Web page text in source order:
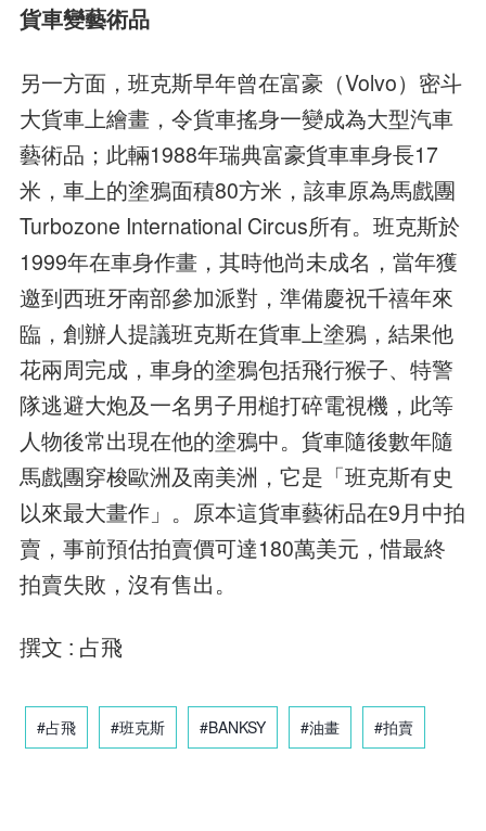
貨車變藝術品
另一方面，班克斯早年曾在富豪（Volvo）密斗
大貨車上繪畫，令貨車搖身一變成為大型汽車
藝術品；此輛1988年瑞典富豪貨車車身長17
米，車上的塗鴉面積80方米，該車原為馬戲團
Turbozone International Circus所有。班克斯於
1999年在車身作畫，其時他尚未成名，當年獲
邀到西班牙南部參加派對，準備慶祝千禧年來
臨，創辦人提議班克斯在貨車上塗鴉，結果他
花兩周完成，車身的塗鴉包括飛行猴子、特警
隊逃避大炮及一名男子用槌打碎電視機，此等
人物後常出現在他的塗鴉中。貨車隨後數年隨
馬戲團穿梭歐洲及南美洲，它是「班克斯有史
以來最大畫作」。原本這貨車藝術品在9月中拍
賣，事前預估拍賣價可達180萬美元，惜最終
拍賣失敗，沒有售出。
撰文 : 占飛
#占飛 #班克斯 #BANKSY #油畫 #拍賣